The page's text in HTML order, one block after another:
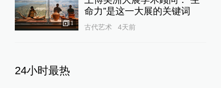
1
命力”是这一大展的关键词
古代艺术 4天前
24小时最热